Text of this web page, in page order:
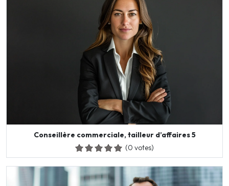
Conseillère commerciale, tailleur d’affaires 5
(0 votes)